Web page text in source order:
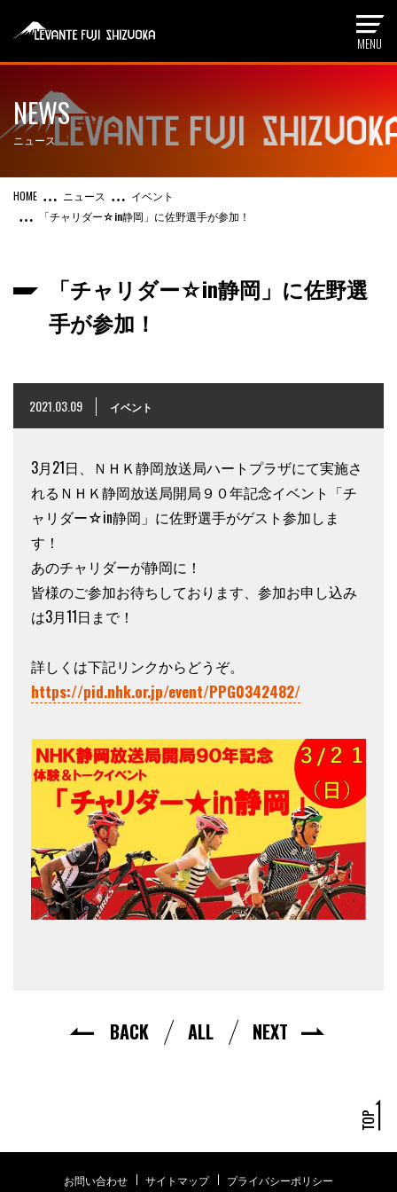
NEWS
ニュース
ニュース
イベント
「チャリダー☆in静岡」に佐野選手が参加！
「チャリダー☆in静岡」に佐野選
手が参加！
2021.03.09 イベント
3月21日、ＮＨＫ静岡放送局ハートプラザにて実施さ
れるＮＨＫ静岡放送局開局９０年記念イベント「チ
ャリダー☆in静岡」に佐野選手がゲスト参加しま
す！
あのチャリダーが静岡に！
皆様のご参加お待ちしております、参加お申し込み
は3月11日まで！
詳しくは下記リンクからどうぞ。
https://pid.nhk.or.jp/event/PPG0342482/
BACK ALL NEXT
お問い合わせ サイトマップ プライバシーポリシー